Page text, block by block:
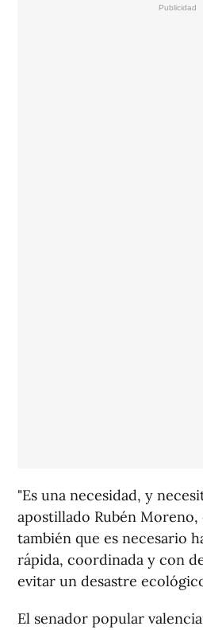
"Es una necesidad, y
apostillado Rubén Moreno,
también que es necesario
rápida, coordinada y con
evitar un desastre
El senador popular